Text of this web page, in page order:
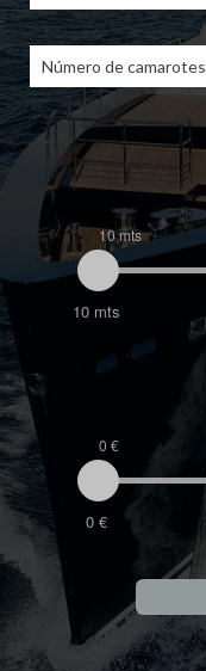
Número de camarotes
10 mts
10 mts
0 €
0 €